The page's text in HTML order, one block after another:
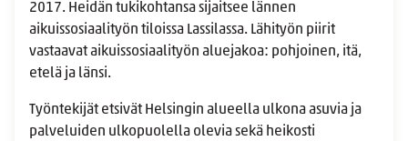
2017. Heidän tukikohtansa sijaitsee lännen
aikuissosiaalityön tiloissa Lassilassa. Lähityön piirit
vastaavat aikuissosiaalityön aluejakoa: pohjoinen, itä,
etelä ja länsi.
Työntekijät etsivät Helsingin alueella ulkona asuvia ja
palveluiden ulkopuolella olevia sekä heikosti